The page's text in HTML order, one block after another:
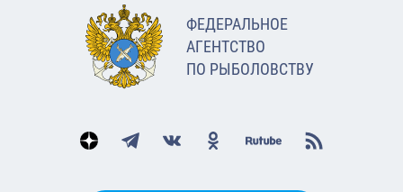
ФЕДЕРАЛЬНОЕ
АГЕНТСТВО
ПО РЫБОЛОВСТВУ